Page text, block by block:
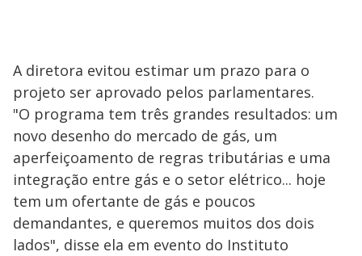
A diretora evitou estimar um prazo para o
projeto ser aprovado pelos parlamentares.
"O programa tem três grandes resultados: um
novo desenho do mercado de gás, um
aperfeiçoamento de regras tributárias e uma
integração entre gás e o setor elétrico... hoje
tem um ofertante de gás e poucos
demandantes, e queremos muitos dos dois
lados", disse ela em evento do Instituto